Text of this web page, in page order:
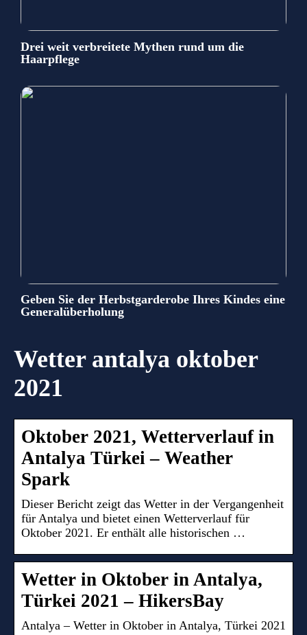
Drei weit verbreitete Mythen rund um die
Haarpflege
Geben Sie der Herbstgarderobe Ihres Kindes eine
Generalüberholung
Wetter antalya oktober
2021
Oktober 2021, Wetterverlauf in
Antalya Türkei – Weather
Spark
Dieser Bericht zeigt das Wetter in der Vergangenheit
für Antalya und bietet einen Wetterverlauf für
Oktober 2021. Er enthält alle historischen …
Wetter in Oktober in Antalya,
Türkei 2021 – HikersBay
Antalya – Wetter in Oktober in Antalya, Türkei 2021